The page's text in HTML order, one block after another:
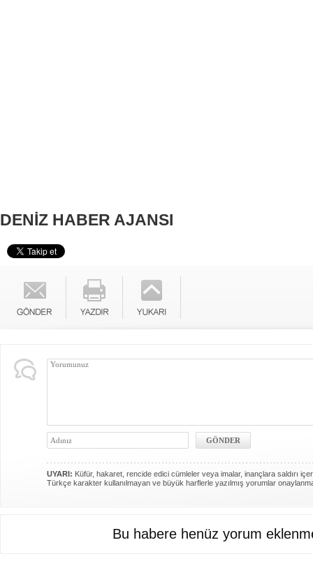
DENİZ HABER AJANSI
UYARI: Küfür, hakaret, rencide edici cümleler veya imalar, inançlara saldırı
Türkçe karakter kullanılmayan ve büyük harflerle yazılmış yorumlar
Bu habere henüz yorum